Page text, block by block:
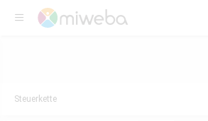
Steuerkette